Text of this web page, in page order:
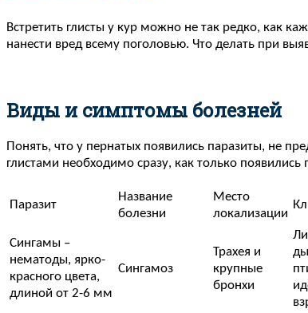
Встретить глисты у кур можно не так редко, как
нанести вред всему поголовью. Что делать при
Виды и симптомы болезней
Понять, что у пернатых появились паразиты, не
глистами необходимо сразу, как только
Паразит
Название
болезни
Место
локализации
Сингамы –
нематоды, ярко-
красного цвета,
длиной от 2-6 мм
Сингамоз
Трахея и
крупные
бронхи